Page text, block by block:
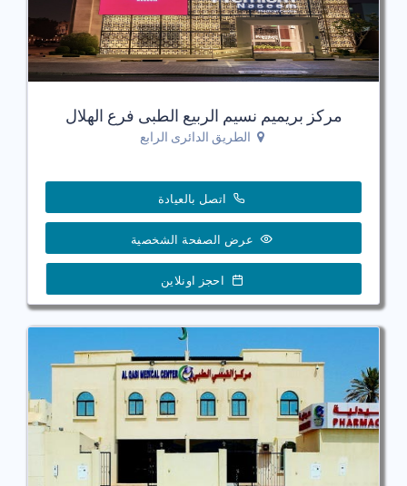
مركز بريميم نسيم الربيع الطبى فرع الهلال
الطريق الدائرى الرابع
اتصل بالعيادة
عرض الصفحة الشخصية
احجز اونلاين